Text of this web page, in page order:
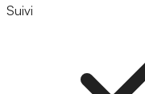
Suivi